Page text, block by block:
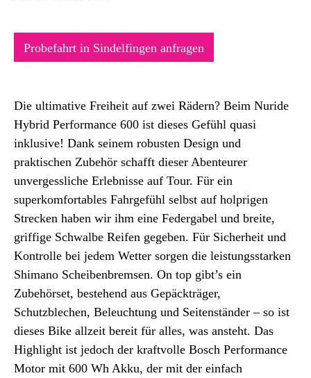
Probefahrt in Sindelfingen anfragen
Die ultimative Freiheit auf zwei Rädern? Beim Nuride
Hybrid Performance 600 ist dieses Gefühl quasi
inklusive! Dank seinem robusten Design und
praktischen Zubehör schafft dieser Abenteurer
unvergessliche Erlebnisse auf Tour. Für ein
superkomfortables Fahrgefühl selbst auf holprigen
Strecken haben wir ihm eine Federgabel und breite,
griffige Schwalbe Reifen gegeben. Für Sicherheit und
Kontrolle bei jedem Wetter sorgen die leistungsstarken
Shimano Scheibenbremsen. On top gibt’s ein
Zubehörset, bestehend aus Gepäckträger,
Schutzblechen, Beleuchtung und Seitenständer – so ist
dieses Bike allzeit bereit für alles, was ansteht. Das
Highlight ist jedoch der kraftvolle Bosch Performance
Motor mit 600 Wh Akku, der mit der einfach